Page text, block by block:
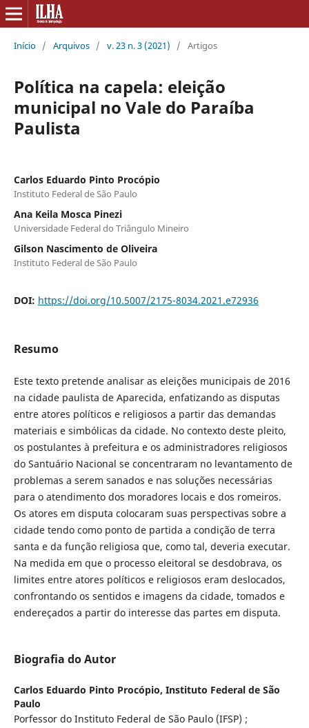
Início / Arquivos / v. 23 n. 3 (2021) / Artigos
Política na capela: eleição
municipal no Vale do Paraíba
Paulista
Carlos Eduardo Pinto Procópio
Instituto Federal de São Paulo
Ana Keila Mosca Pinezi
Universidade Federal do Triângulo Mineiro
Gilson Nascimento de Oliveira
Instituto Federal de São Paulo
DOI: https://doi.org/10.5007/2175-8034.2021.e72936
Resumo
Este texto pretende analisar as eleições municipais de 2016
na cidade paulista de Aparecida, enfatizando as disputas
entre atores políticos e religiosos a partir das demandas
materiais e simbólicas da cidade. No contexto deste pleito,
os postulantes à prefeitura e os administradores religiosos
do Santuário Nacional se concentraram no levantamento de
problemas a serem sanados e nas soluções necessárias
para o atendimento dos moradores locais e dos romeiros.
Os atores em disputa colocaram suas perspectivas sobre a
cidade tendo como ponto de partida a condição de terra
santa e da função religiosa que, como tal, deveria executar.
Na medida em que o processo eleitoral se desdobrava, os
limites entre atores políticos e religiosos eram deslocados,
confrontando os sentidos e imagens da cidade, tomados e
endereçados a partir do interesse das partes em disputa.
Biografia do Autor
Carlos Eduardo Pinto Procópio, Instituto Federal de São
Paulo
Porfessor do Instituto Federal de São Paulo (IFSP) ;